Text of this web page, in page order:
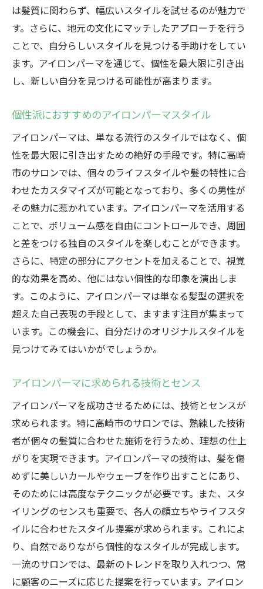
は髪質に関わらず、幅広いスタイルを試せるのが魅力で
す。さらに、地元の文化にマッチしたアプローチを行う
ことで、自分らしいスタイルを見つける手助けをしてい
ます。アイロンパーマを通じて、個性を最大限に引き出
し、新しい自分を見つける可能性が高まります。
個性派におすすめのアイロンパーマスタイル
アイロンパーマは、単なる流行のスタイルではなく、個
性を最大限に引き出すための絶好の手段です。特に高崎
市のサロンでは、個々のライフスタイルや髪の特性に合
わせたカスタマイズが可能となっており、多くの男性が
その魅力に惹かれています。アイロンパーマを活用する
ことで、ボリューム感を自由にコントロールでき、周囲
と差をつける独自のスタイルを楽しむことができます。
さらに、特定の部分にアクセントを加えることで、視覚
的な効果を高め、他にはない個性的な印象を演出しま
す。このように、アイロンパーマは単なる髪型の選択を
超えた自己表現の手段として、ますます注目が集まって
います。この機会に、自分だけのオリジナルスタイルを
見つけてみてはいかがでしょうか。
アイロンパーマに求められる技術とセンス
アイロンパーマを成功させるためには、技術とセンスが
求められます。特に高崎市のサロンでは、熟練した技術
者が個々の髪質に合わせた施術を行うため、理想の仕上
がりを実現できます。アイロンパーマの技術は、髪を傷
めずに美しいカールやウェーブを作り出すことにあり、
そのためには高度なテクニックが必要です。また、スタ
イリングのセンスも重要で、各人の顔立ちやライフスタ
イルに合わせたスタイル提案が求められます。これによ
り、自然でありながら個性的なスタイルが完成します。
一流のサロンでは、最新のトレンドを取り入れつつ、常
に顧客のニーズに応じた提案を行っています。アイロン